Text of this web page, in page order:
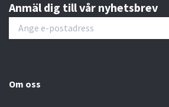
Anmäl dig till vår nyhetsbrev
Om oss